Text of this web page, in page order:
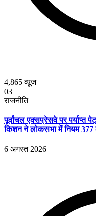
4,865व्यूज
03
राजनीति
पूर्वांचल एक्सप्रेसवे पर पर्याप्त
किशन ने लोकसभा में नियम 377
6 अगस्त 2026